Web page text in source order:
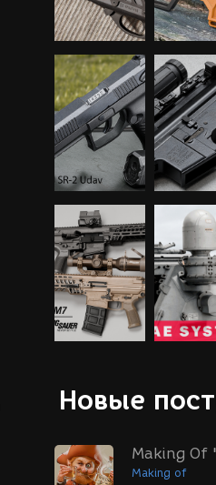
Новые
Making Of
Making of